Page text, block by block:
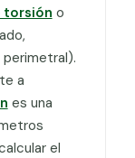
torsión o
a
es una
el